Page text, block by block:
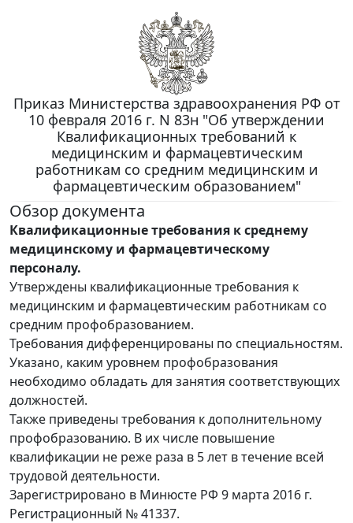
Приказ Министерства здравоохранения РФ от
10 февраля 2016 г. N 83н "Об утверждении
Квалификационных требований к
медицинским и фармацевтическим
работникам со средним медицинским и
фармацевтическим образованием"
Обзор документа
Квалификационные требования к среднему
медицинскому и фармацевтическому
персоналу.
Утверждены квалификационные требования к
медицинским и фармацевтическим работникам со
средним профобразованием.
Требования дифференцированы по специальностям.
Указано, каким уровнем профобразования
необходимо обладать для занятия соответствующих
должностей.
Также приведены требования к дополнительному
профобразованию. В их числе повышение
квалификации не реже раза в 5 лет в течение всей
трудовой деятельности.
Зарегистрировано в Минюсте РФ 9 марта 2016 г.
Регистрационный № 41337.